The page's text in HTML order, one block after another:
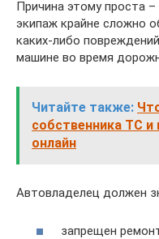
Причина этому проста
экипаж крайне сложно
каких-либо
машине во время
Читайте также:
собственника ТС и
онлайн
Автовладелец должен
запрещен